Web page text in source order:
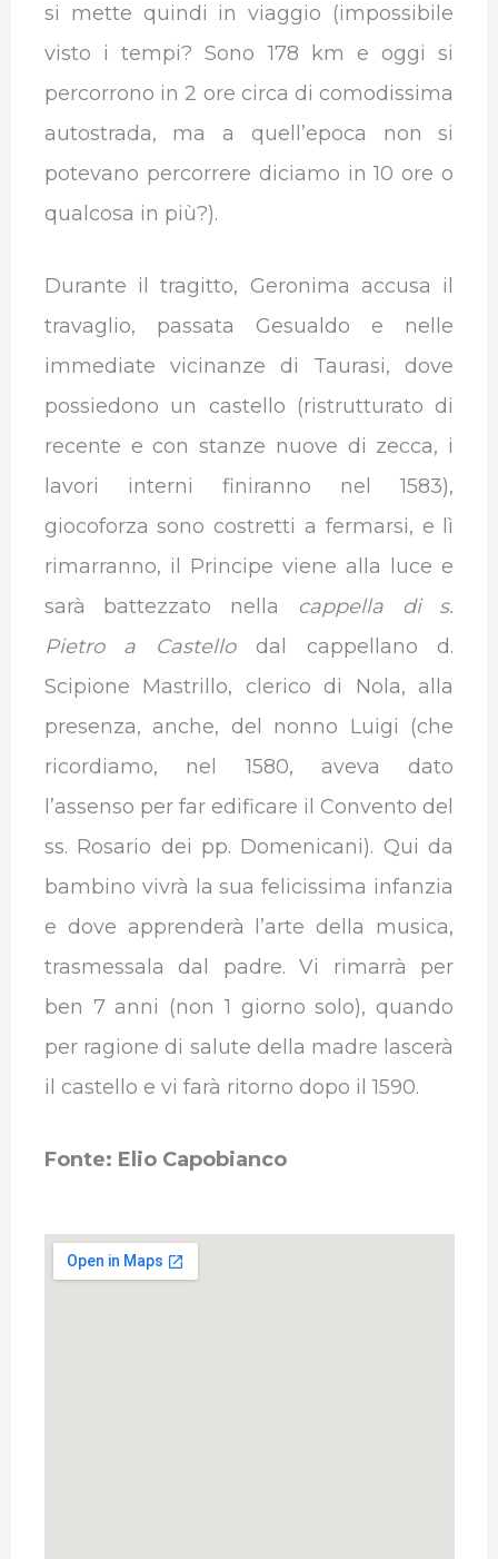
si mette quindi in viaggio (impossibile
visto i tempi? Sono 178 km e oggi si
percorrono in 2 ore circa di comodissima
autostrada, ma a quell’epoca non si
potevano percorrere diciamo in 10 ore o
qualcosa in più?).
Durante il tragitto, Geronima accusa il
travaglio, passata Gesualdo e nelle
immediate vicinanze di Taurasi, dove
possiedono un castello (ristrutturato di
recente e con stanze nuove di zecca, i
lavori interni finiranno nel 1583),
giocoforza sono costretti a fermarsi, e lì
rimarranno, il Principe viene alla luce e
sarà battezzato nella cappella di s.
Pietro a Castellodal cappellano d.
Scipione Mastrillo, clerico di Nola, alla
presenza, anche, del nonno Luigi (che
ricordiamo, nel 1580, aveva dato
l’assenso per far edificare il Convento del
ss. Rosario dei pp. Domenicani). Qui da
bambino vivrà la sua felicissima infanzia
e dove apprenderà l’arte della musica,
trasmessala dal padre. Vi rimarrà per
ben 7 anni (non 1 giorno solo), quando
per ragione di salute della madre lascerà
il castello e vi farà ritorno dopo il 1590.
Fonte: Elio Capobianco